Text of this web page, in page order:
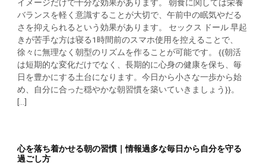
イメージだけで十分な効果があります。 朝食に関しては栄養
バランスを軽く意識することが大切で、午前中の眠気やだる
さを抑えられるという効果があります。 セックス ドール 早起
きが苦手な方は寝る1時間前のスマホ使用を控えることで、
徐々に無理なく朝型のリズムを作ることが可能です。 {{朝活
は短期的な変化だけでなく、長期的に心身の健康を保ち、毎
日を豊かにする土台になります。今日から小さな一歩から始
め、自分に合った穏やかな朝習慣を築いていきましょう}}。
[...]
心を落ち着かせる朝の習慣｜情報過多な毎日から自分を守る
過ごし方